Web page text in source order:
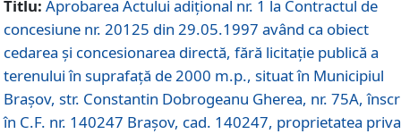
Titlu: Aprobarea Actului adiţional nr. 1 la Contractul de
concesiune nr. 20125 din 29.05.1997 având ca obiect
cedarea și concesionarea directă, fără licitație publică a
terenului în suprafață de 2000 m.p., situat în Municipiul
Brașov, str. Constantin Dobrogeanu Gherea, nr. 75A,
în C.F. nr. 140247 Brașov, cad. 140247, proprietatea